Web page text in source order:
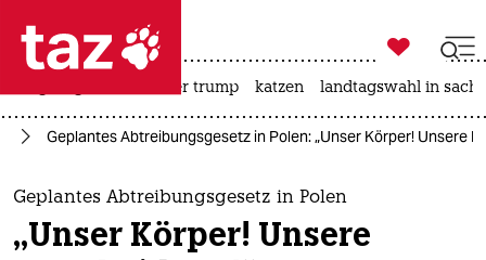
 taz zahl ich
taz zahl ich
themen
politik

taz zahl ich
usa unter trump katzen landtagswahl in
Geplantes Abtreibungsgesetz in Polen: „Unser Körper! Unsere
Geplantes Abtreibungsgesetz in Polen
„Unser Körper! Unsere